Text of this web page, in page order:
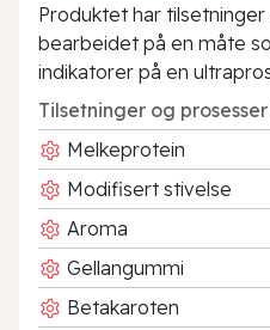
Produktet har
bearbeidet på en måte
indikatorer på en
Tilsetninger og
Melkeprotein
Modifisert stivelse
Aroma
Gellangummi
Betakaroten